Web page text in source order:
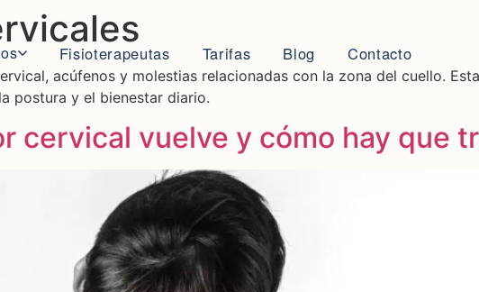
Fisioterapeutas Tarifas Blog Contacto
acúfenos y molestias relacionadas con la zona del cuello.
postura y el bienestar diario.
cervical vuelve y cómo hay que